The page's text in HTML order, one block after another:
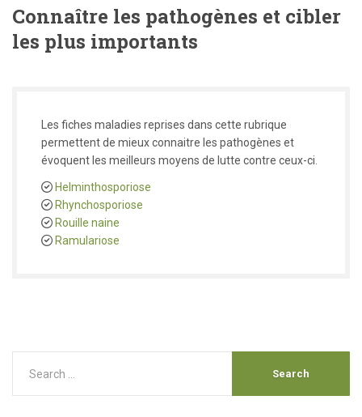
Connaître les pathogènes et cibler
les plus importants
Les fiches maladies reprises dans cette rubrique
permettent de mieux connaitre les pathogènes et
évoquent les meilleurs moyens de lutte contre ceux-ci.
Helminthosporiose
Rhynchosporiose
Rouille naine
Ramulariose